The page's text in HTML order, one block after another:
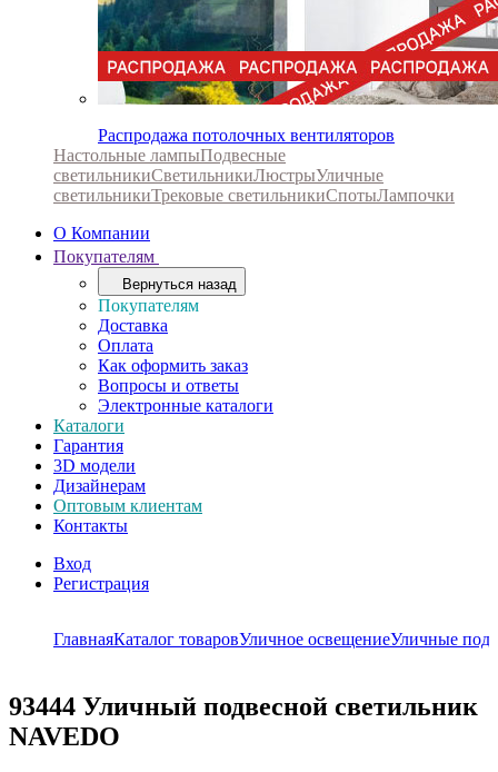
Распродажа потолочных вентиляторов
Настольные лампыПодвесные
светильникиСветильникиЛюстрыУличные
светильникиТрековые светильникиСпотыЛампочки
О Компании
Покупателям
Вернуться назад
Покупателям
Доставка
Оплата
Как оформить заказ
Вопросы и ответы
Электронные каталоги
Каталоги
Гарантия
3D модели
Дизайнерам
Оптовым клиентам
Контакты
Вход
Регистрация
ГлавнаяКаталог товаровУличное освещениеУличные
93444 Уличный подвесной светильник
NAVEDO